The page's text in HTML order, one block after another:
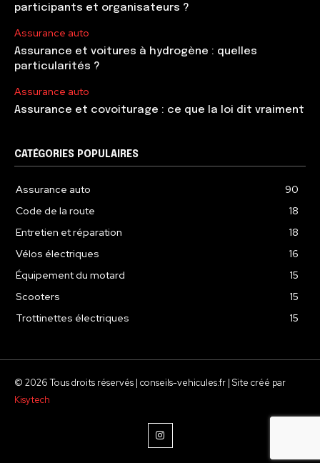
participants et organisateurs ?
Assurance auto
Assurance et voitures à hydrogène : quelles
particularités ?
Assurance auto
Assurance et covoiturage : ce que la loi dit vraiment
CATÉGORIES POPULAIRES
Assurance auto
90
Code de la route
18
Entretien et réparation
18
Vélos électriques
16
Équipement du motard
15
Scooters
15
Trottinettes électriques
15
© 2026 Tous droits réservés | conseils-vehicules.fr | Site créé par
Kisytech